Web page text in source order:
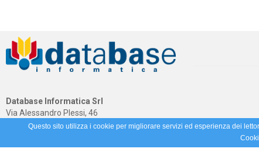
Database Informatica Srl
Via Alessandro Plessi, 46
41058 Vignola (MO)
(39) 059 773888 - (39) 059 5961415
Questo sito utilizza i cookie per migliorare servizi ed esperienza dei